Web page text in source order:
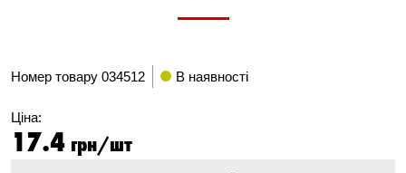
Номер товару 034512 В наявності
Ціна:
17.4 грн/шт